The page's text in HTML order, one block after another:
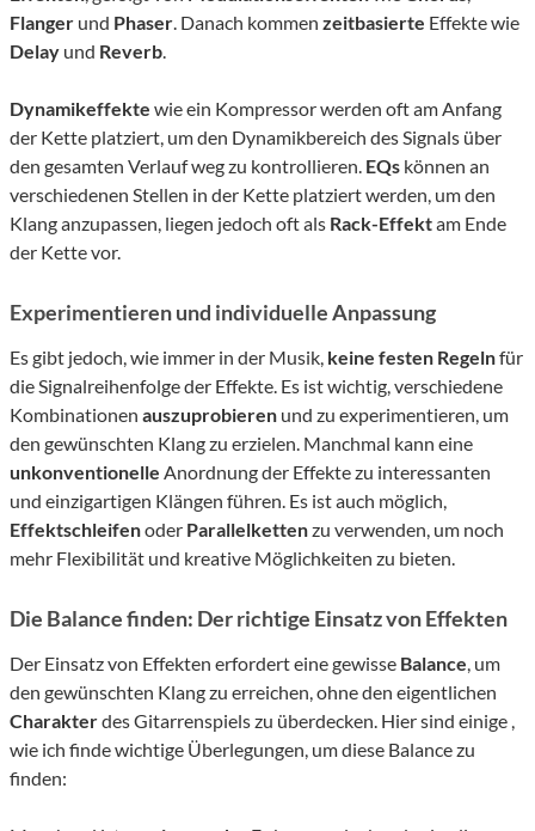
Flanger und Phaser . Danach kommen zeitbasierte Effekte wie
Delay und Reverb
Dynamikeffekte wie ein Kompressor werden oft am Anfang
der Kette platziert, um den Dynamikbereich des Signals über
den gesamten Verlauf weg zu kontrollieren. EQs können an
verschiedenen Stellen in der Kette platziert werden, um den
Klang anzupassen, liegen jedoch oft als Rack-Effektam Ende
der Kette vor.
Experimentieren und individuelle Anpassung
Es gibt jedoch, wie immer in der Musik, keine festen Regelnfür
die Signalreihenfolge der Effekte. Es ist wichtig, verschiedene
Kombinationen auszuprobieren und zu experimentieren, um
den gewünschten Klang zu erzielen. Manchmal kann eine
unkonventionelle Anordnung der Effekte zu interessanten
und einzigartigen Klängen führen. Es ist auch möglich,
Effektschleifenoder Parallelkettenzu verwenden, um noch
mehr Flexibilität und kreative Möglichkeiten zu bieten.
Die Balance finden: Der richtige Einsatz von Effekten
Der Einsatz von Effekten erfordert eine gewisse Balance , um
den gewünschten Klang zu erreichen, ohne den eigentlichen
Charakterdes Gitarrenspiels zu überdecken. Hier sind einige ,
wie ich finde wichtige Überlegungen, um diese Balance zu
finden: